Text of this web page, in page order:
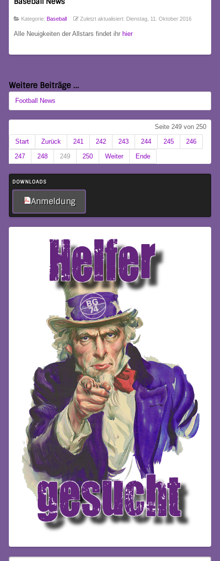
DOWNLOADS
Anmeldung
Kategorie: Baseball Zuletzt aktualisiert: Dienstag, 11. Oktober 2016
Alle Neuigkeiten der Allstars findet ihr hier
Weitere Beiträge ...
Football News
Seite 249 von 250
Start
Zurück 241 242 243 244 245
246
247
248 249 250 Weiter Ende